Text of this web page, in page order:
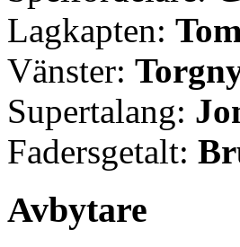
Lagkapten:
Vänster:
Supertalang:
Fadersgetalt:
Avbytare